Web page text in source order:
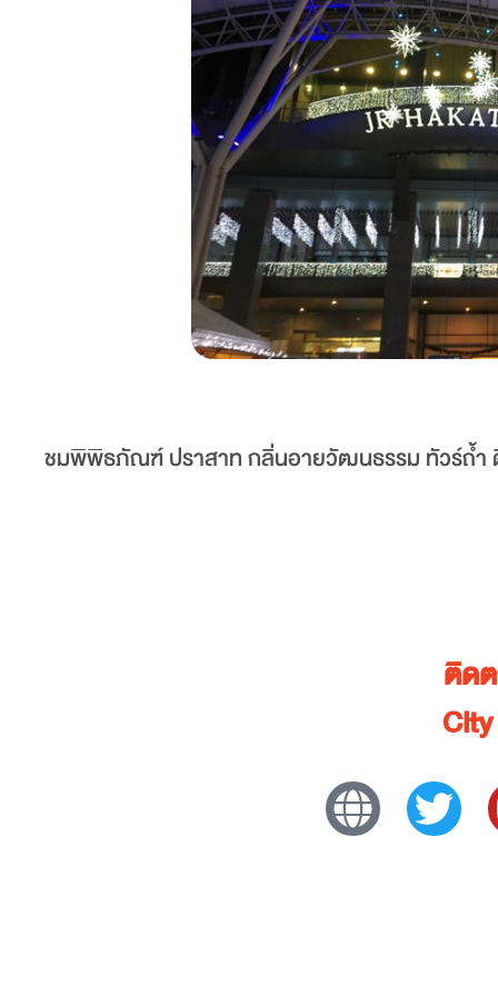
ชมพิพิธภัณฑ์ ปราสาท กลิ่นอายวัฒนธรรม ทัวร์ถ้ำ
ติด